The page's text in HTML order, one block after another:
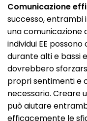
Comunicazione
successo,
una comunicazione
individui EE
durante alti e bassi
dovrebbero
propri sentimenti e
necessario. Creare
può aiutare
efficacemente le